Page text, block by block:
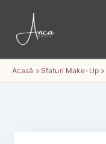
content
Acasă » Sfaturi Make-Up»